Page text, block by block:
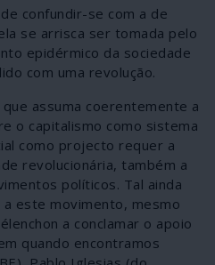
confundir-se com a de
se arrisca ser tomada pelo
epidérmico da sociedade
com uma revolução.
assuma coerentemente a
o capitalismo como sistema
como projecto requer a
revolucionária, também a
políticos. Tal ainda
este movimento, mesmo
a conclamar o apoio
quando encontramos